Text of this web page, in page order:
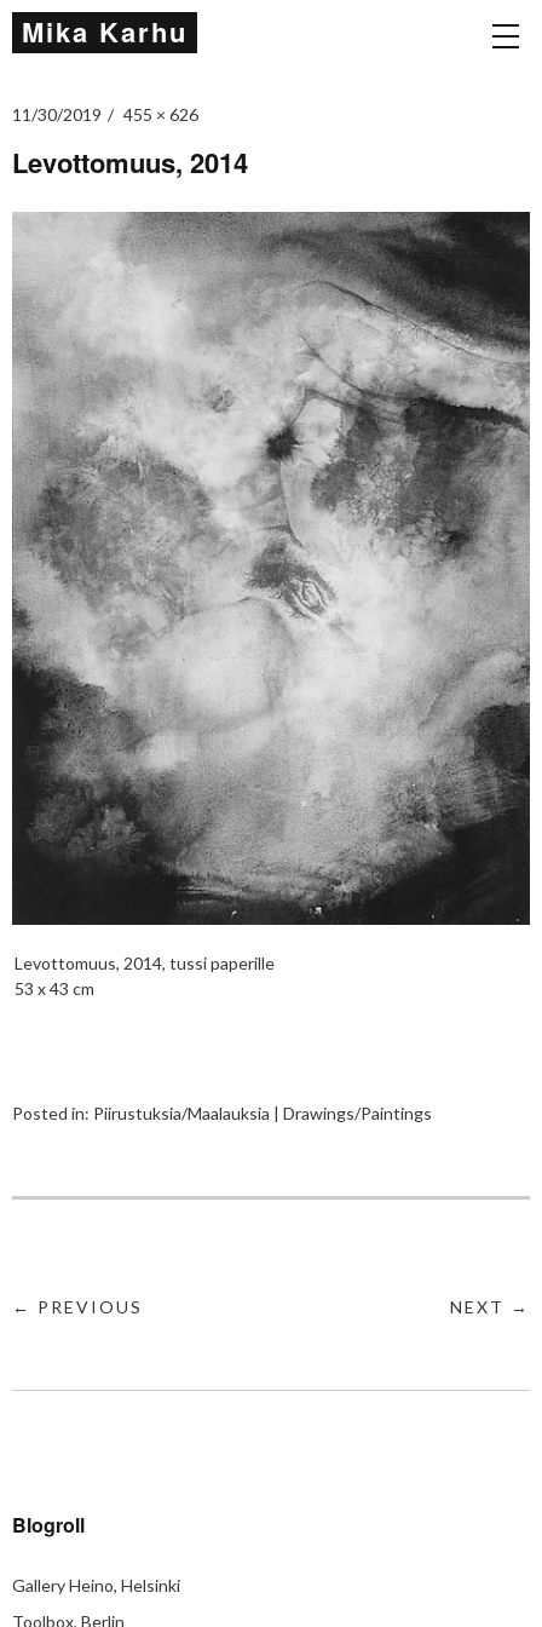
Mika Karhu
11/30/2019 455 × 626
Levottomuus, 2014
Levottomuus, 2014, tussi paperille
53 x 43 cm
Posted in: Piirustuksia/Maalauksia | Drawings/Paintings
← PREVIOUS NEXT →
Blogroll
Gallery Heino, Helsinki
Toolbox, Berlin